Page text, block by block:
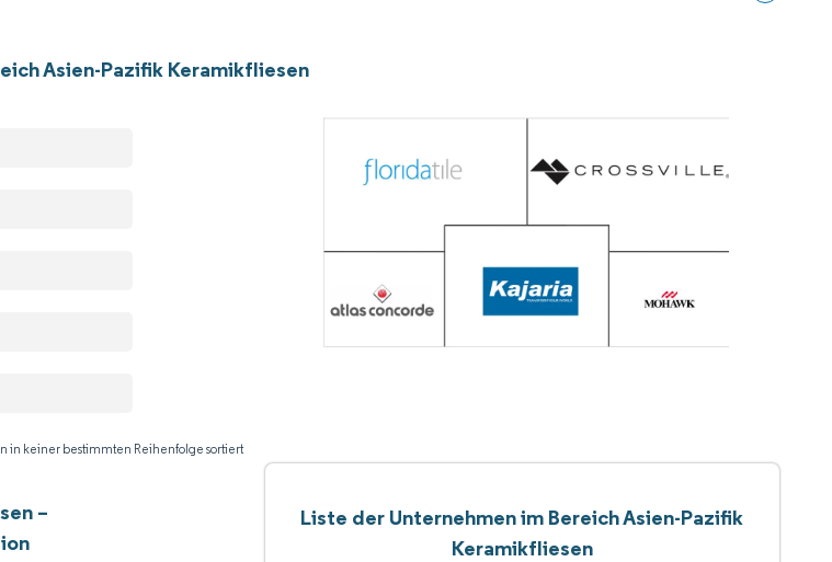
Asien-Pazifik Keramikfliesen
in keiner bestimmten Reihenfolge sortiert
–
Liste der Unternehmen im Bereich Asien-Pazifik
Keramikfliesen